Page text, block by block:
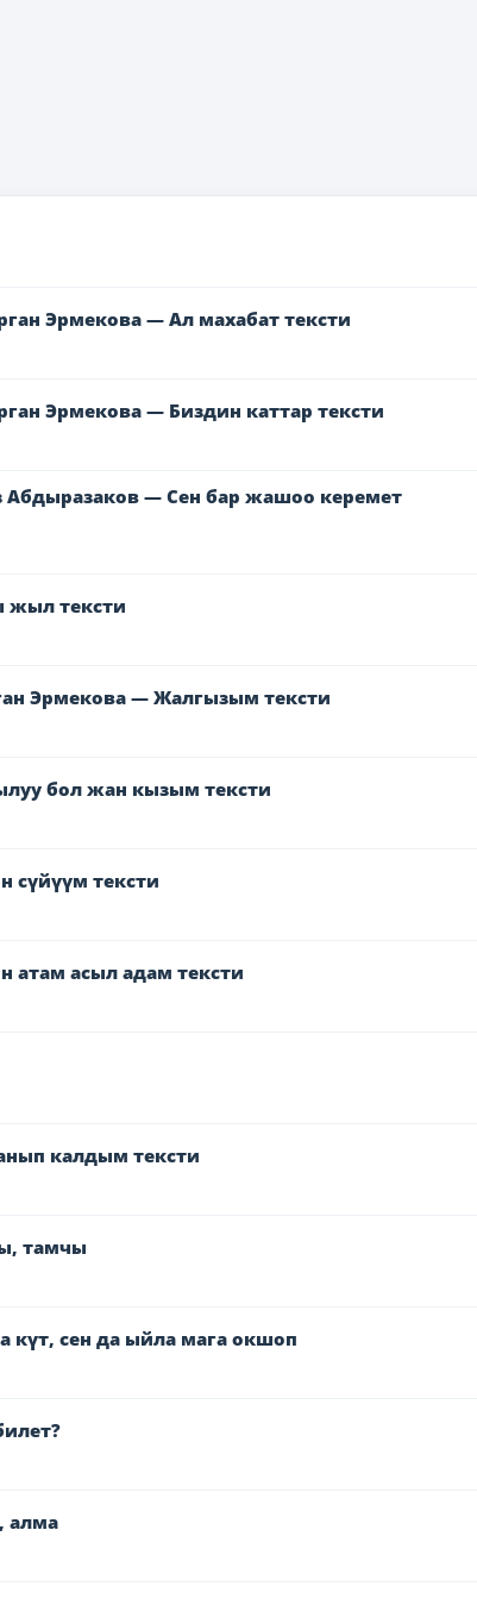
Эрмекова — Ал махабат тексти
Эрмекова — Биздин каттар тексти
Абдыразаков — Сен бар жашоо керемет
жыл тексти
Эрмекова — Жалгызым тексти
бол жан кызым тексти
сүйүүм тексти
атам асыл адам тексти
калдым тексти
тамчы
күт, сен да ыйла мага окшоп
алма